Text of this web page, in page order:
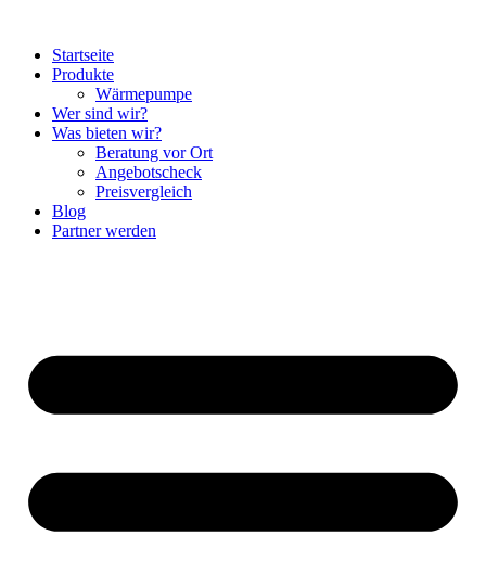
Startseite
Produkte
Wärmepumpe
Wer sind wir?
Was bieten wir?
Beratung vor Ort
Angebotscheck
Preisvergleich
Blog
Partner werden